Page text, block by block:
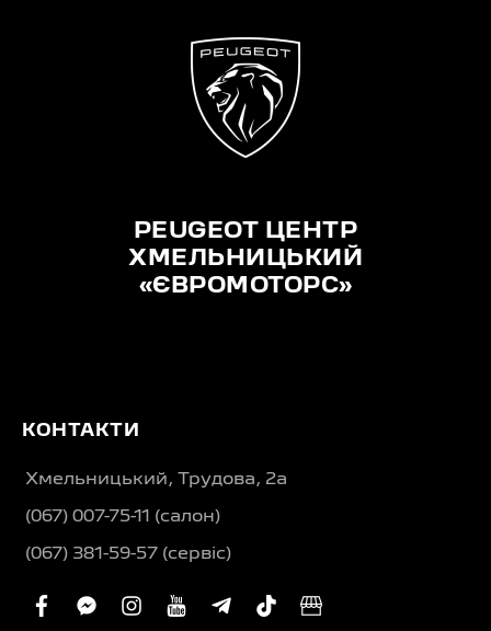
PEUGEOT ЦЕНТР
ХМЕЛЬНИЦЬКИЙ
«ЄВРОМОТОРС»
КОНТАКТИ
Хмельницький, Трудова, 2а
(067) 007-75-11 (салон)
(067) 381-59-57 (сервіс)
facebook
facebook-
instagram
youtube
telegram-
tiktokbusiness